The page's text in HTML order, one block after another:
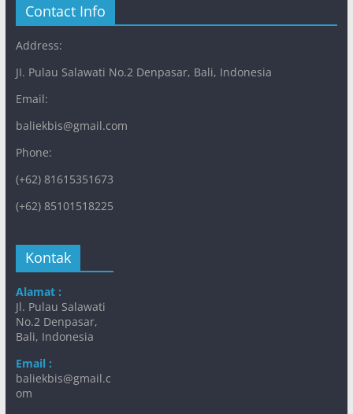
Contact Info
Address:
JI. Pulau Salawati No.2 Denpasar, Bali, Indonesia
Email:
baliekbis@gmail.com
Phone:
(+62) 81615351673
(+62) 85101518225
Kontak
Alamat :
Jl. Pulau Salawati
No.2 Denpasar,
Bali, Indonesia
Email :
baliekbis@gmail.c
om